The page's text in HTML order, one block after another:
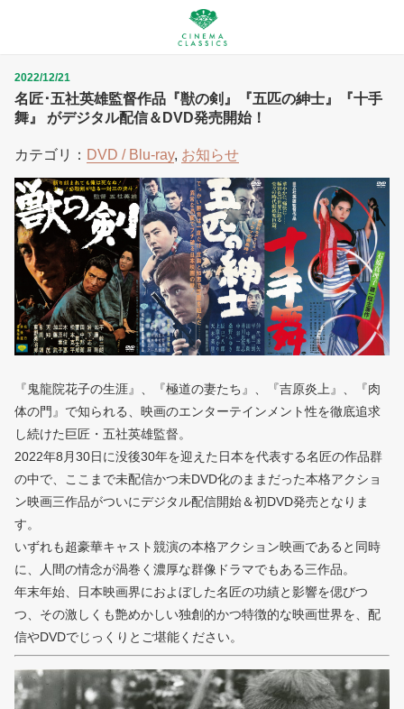
名匠･五社英雄監督作品『獣の剣』『五匹の紳士』『十手
舞』 がデジタル配信＆DVD発売開始！
2022/12/21
カテゴリ： DVD / Blu-ray, お知らせ
『鬼龍院花子の生涯』、『極道の妻たち』、『吉原炎上』、『肉
体の門』で知られる、映画のエンターテインメント性を徹底追求
し続けた巨匠・五社英雄監督。
2022年8月30日に没後30年を迎えた日本を代表する名匠の作品群
の中で、ここまで未配信かつ未DVD化のままだった本格アクショ
ン映画三作品がついにデジタル配信開始＆初DVD発売となりま
す。
いずれも超豪華キャスト競演の本格アクション映画であると同時
に、人間の情念が渦巻く濃厚な群像ドラマでもある三作品。
年末年始、
日本映画界におよぼした名匠の功績と影響を偲びつ
つ、 その激しくも艶めかしい独創的かつ特徴的な映画世界を、 配
信やDVDでじっくりとご堪能ください。